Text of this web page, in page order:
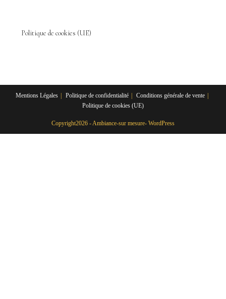
Politique de cookies (UE)
Mentions Légales Politique de confidentialité
Conditions générale de vente
Politique de cookies (UE)
Copyright2026 - Ambiance-sur mesure- WordPress